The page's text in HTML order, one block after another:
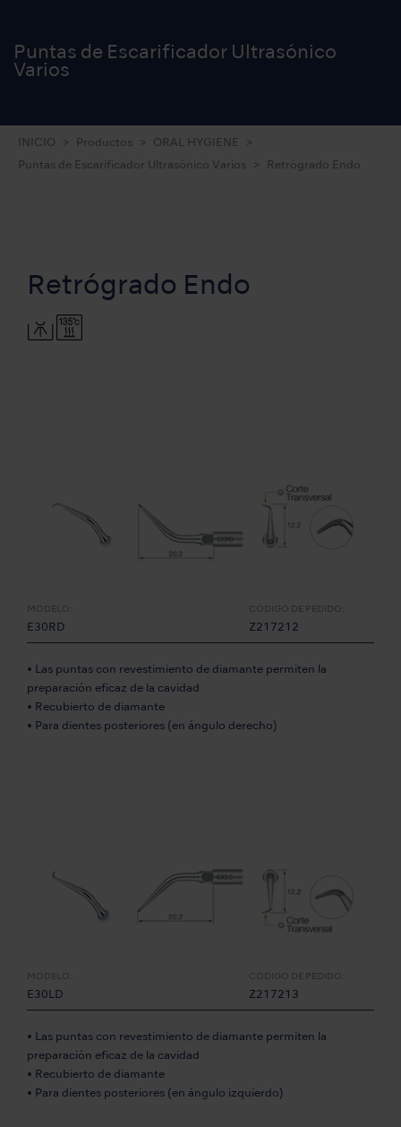
Puntas de Escarificador Ultrasónico
Varios
INICIO Productos ORAL HYGIENE
Puntas de Escarificador Ultrasónico Varios Retrógrado Endo
Retrógrado Endo
MODELO:
E30RD
CÓDIGO DE PEDIDO:
Z217212
• Las puntas con revestimiento de diamante permiten la
preparación eficaz de la cavidad
• Recubierto de diamante
• Para dientes posteriores (en ángulo derecho)
MODELO:
E30LD
CÓDIGO DE PEDIDO:
Z217213
• Las puntas con revestimiento de diamante permiten la
preparación eficaz de la cavidad
• Recubierto de diamante
• Para dientes posteriores (en ángulo izquierdo)